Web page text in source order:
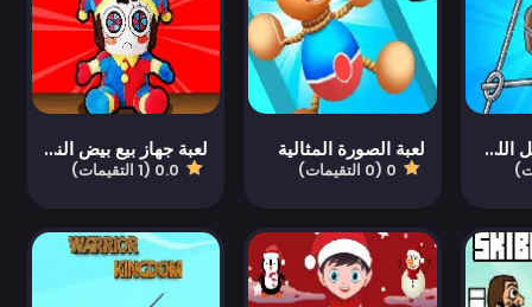
لعبة اختبار العقل اللونية لعبة الصورة المثالية لعبة جهاز بيع بيض الناعمة